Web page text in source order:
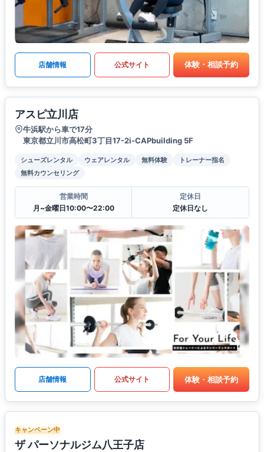
店舗情報 公式サイト 体験・相談予約
アスピ立川店
牛浜駅から車で17分
東京都立川市高松町3丁目17-2i-CAPbuilding 5F
シューズレンタル ウェアレンタル 無料体験
トレーナー指名
無料カウンセリング
営業時間
月~金曜日10:00〜22:00
定休日
定休日なし
店舗情報 公式サイト 体験・相談予約
キャンペーン中
ザ パーソナルジム八王子店